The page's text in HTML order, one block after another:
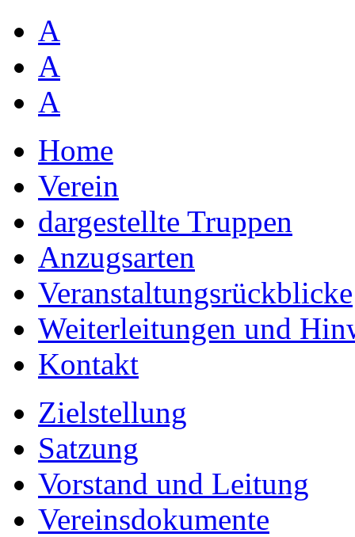
A
A
A
Home
Verein
dargestellte Truppen
Anzugsarten
Veranstaltungsrückblicke
Weiterleitungen und
Kontakt
Zielstellung
Satzung
Vorstand und Leitung
Vereinsdokumente